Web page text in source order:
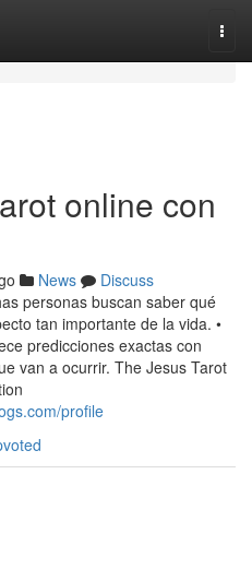
online con
News
Discuss
personas buscan saber qué
tan importante de la vida. •
predicciones exactas con
van a ocurrir. The Jesus Tarot
profile